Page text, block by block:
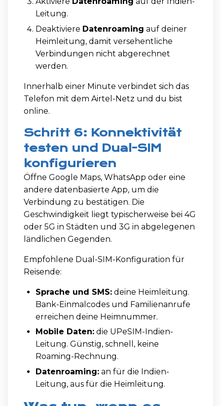
Leitung.
Deaktiviere Datenroaming auf deiner
Heimleitung, damit versehentliche
Verbindungen nicht abgerechnet
werden.
Innerhalb einer Minute verbindet sich das
Telefon mit dem Airtel-Netz und du bist
online.
Schritt 6: Konnektivität
testen und Dual-SIM
konfigurieren
Öffne Google Maps, WhatsApp oder eine
andere datenbasierte App, um die
Verbindung zu bestätigen. Die
Geschwindigkeit liegt typischerweise bei 4G
oder 5G in Städten und 3G in abgelegenen
ländlichen Gegenden.
Empfohlene Dual-SIM-Konfiguration für
Reisende:
Sprache und SMS: deine Heimleitung.
Bank-Einmalcodes und Familienanrufe
erreichen deine Heimnummer.
Mobile Daten: die UPeSIM-Indien-
Leitung. Günstig, schnell, keine
Roaming-Rechnung.
Datenroaming: an für die Indien-
Leitung, aus für die Heimleitung.